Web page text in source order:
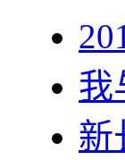
我
新